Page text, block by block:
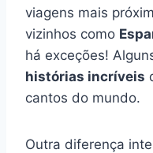
viagens mais
vizinhos como
há exceções!
histórias incríveis
cantos do mundo.
Outra diferença